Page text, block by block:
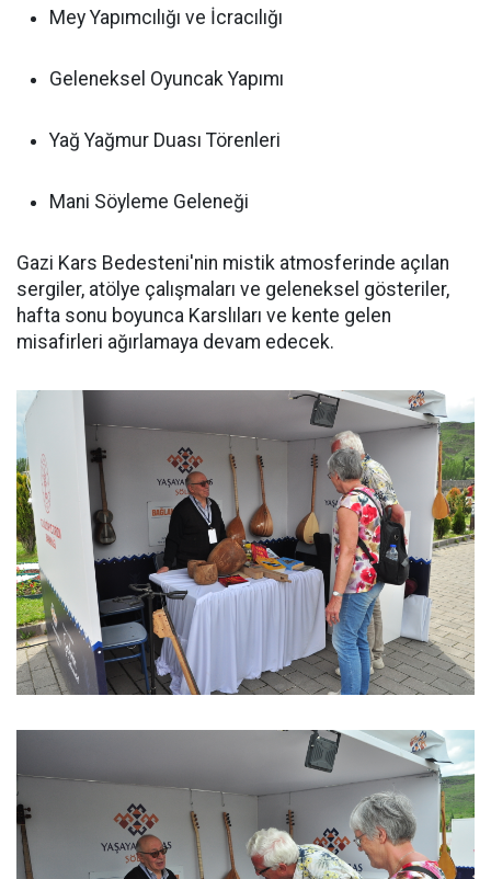
Mey Yapımcılığı ve İcracılığı
Geleneksel Oyuncak Yapımı
Yağ Yağmur Duası Törenleri
Mani Söyleme Geleneği
Gazi Kars Bedesteni'nin mistik atmosferinde açılan
sergiler, atölye çalışmaları ve geleneksel gösteriler,
hafta sonu boyunca Karslıları ve kente gelen
misafirleri ağırlamaya devam edecek.